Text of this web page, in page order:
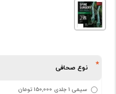
نوع صحافی
سیمی 1 جلدی 150,000 تومان